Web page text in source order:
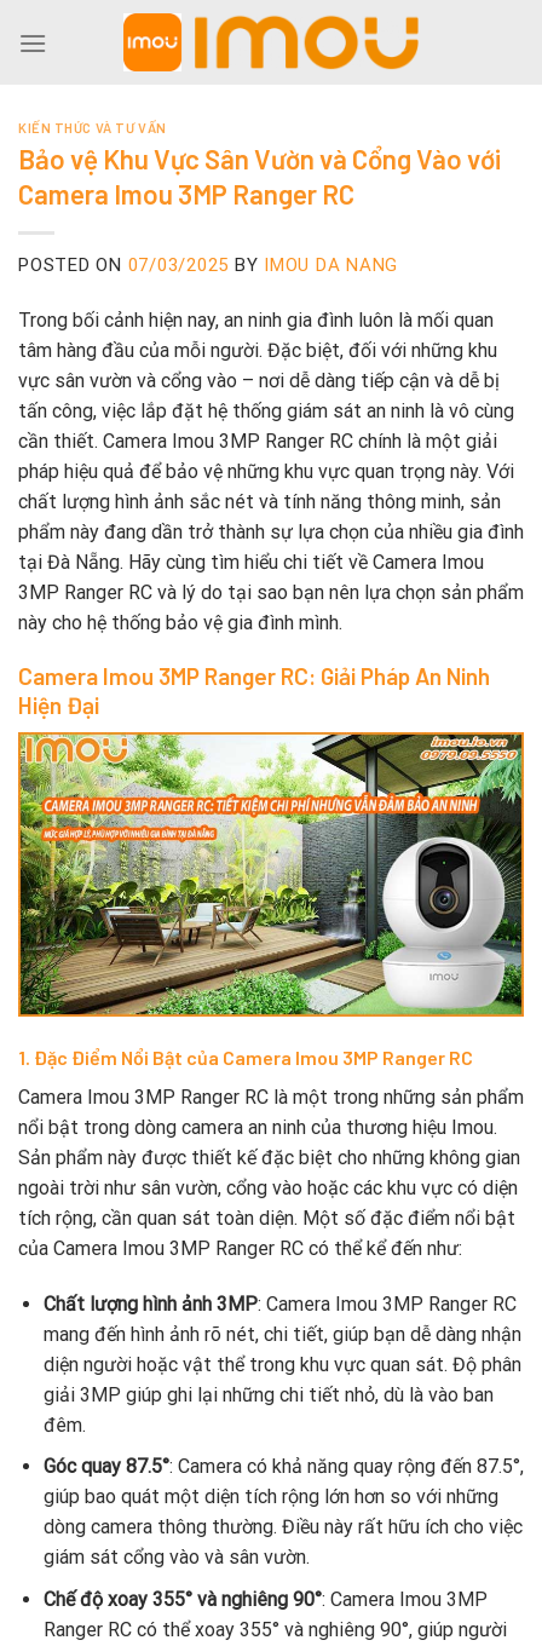
KIẾN THỨC VÀ TƯ VẤN
Bảo vệ Khu Vực Sân Vườn và Cổng Vào với
Camera Imou 3MP Ranger RC
POSTED ON 07/03/2025 BY IMOU DA NANG
Trong bối cảnh hiện nay, an ninh gia đình luôn là mối quan
tâm hàng đầu của mỗi người. Đặc biệt, đối với những khu
vực sân vườn và cổng vào – nơi dễ dàng tiếp cận và dễ bị
tấn công, việc lắp đặt hệ thống giám sát an ninh là vô cùng
cần thiết. Camera Imou 3MP Ranger RC chính là một giải
pháp hiệu quả để bảo vệ những khu vực quan trọng này. Với
chất lượng hình ảnh sắc nét và tính năng thông minh, sản
phẩm này đang dần trở thành sự lựa chọn của nhiều gia đình
tại Đà Nẵng. Hãy cùng tìm hiểu chi tiết về Camera Imou
3MP Ranger RC và lý do tại sao bạn nên lựa chọn sản phẩm
này cho hệ thống bảo vệ gia đình mình.
Camera Imou 3MP Ranger RC: Giải Pháp An Ninh
Hiện Đại
1. Đặc Điểm Nổi Bật của Camera Imou 3MP Ranger RC
Camera Imou 3MP Ranger RC là một trong những sản phẩm
nổi bật trong dòng camera an ninh của thương hiệu Imou.
Sản phẩm này được thiết kế đặc biệt cho những không gian
ngoài trời như sân vườn, cổng vào hoặc các khu vực có diện
tích rộng, cần quan sát toàn diện. Một số đặc điểm nổi bật
của Camera Imou 3MP Ranger RC có thể kể đến như:
Chất lượng hình ảnh 3MP: Camera Imou 3MP Ranger RC
mang đến hình ảnh rõ nét, chi tiết, giúp bạn dễ dàng nhận
diện người hoặc vật thể trong khu vực quan sát. Độ phân
giải 3MP giúp ghi lại những chi tiết nhỏ, dù là vào ban
đêm.
Góc quay 87.5°: Camera có khả năng quay rộng đến 87.5°,
giúp bao quát một diện tích rộng lớn hơn so với những
dòng camera thông thường. Điều này rất hữu ích cho việc
giám sát cổng vào và sân vườn.
Chế độ xoay 355° và nghiêng 90°: Camera Imou 3MP
Ranger RC có thể xoay 355° và nghiêng 90°, giúp người